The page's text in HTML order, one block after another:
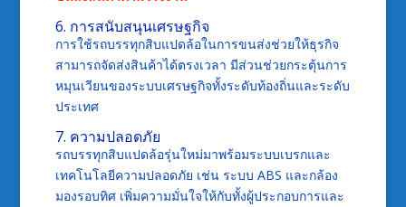
6. การสนับสนุนเศรษฐกิจ
การใช้รถบรรทุกสิบแปดล้อในการขนส่งช่วยให้ธุรกิจ
สามารถจัดส่งสินค้าได้ตรงเวลา มีส่วนช่วยกระตุ้นการ
หมุนเวียนของระบบเศรษฐกิจทั้งระดับท้องถิ่นและระดับ
ประเทศ
7. ความปลอดภัย
รถบรรทุกสิบแปดล้อรุ่นใหม่มาพร้อมระบบเบรกและ
เทคโนโลยีความปลอดภัย เช่น ระบบ ABS และกล้อง
มองรอบทิศ เพิ่มความมั่นใจให้กับทั้งผู้ประกอบการและ